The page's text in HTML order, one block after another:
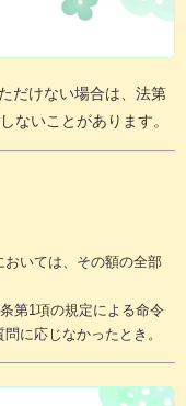
だけない場合は、法第
ないことがあります。
いては、その額の全部
第1項の規定による命令
に応じなかったとき。